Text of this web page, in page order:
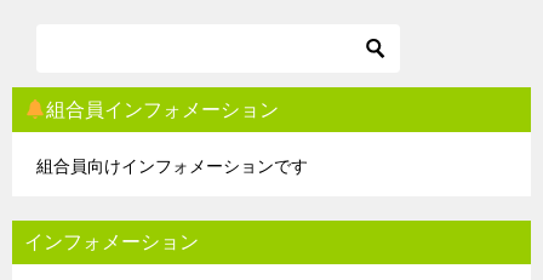
組合員インフォメーション
組合員向けインフォメーションです
インフォメーション